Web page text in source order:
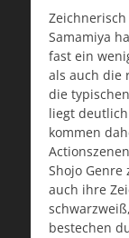
Samamiya
fast ein
als auch die
die
liegt
kommen
Shojo
auch ihre
bestechen